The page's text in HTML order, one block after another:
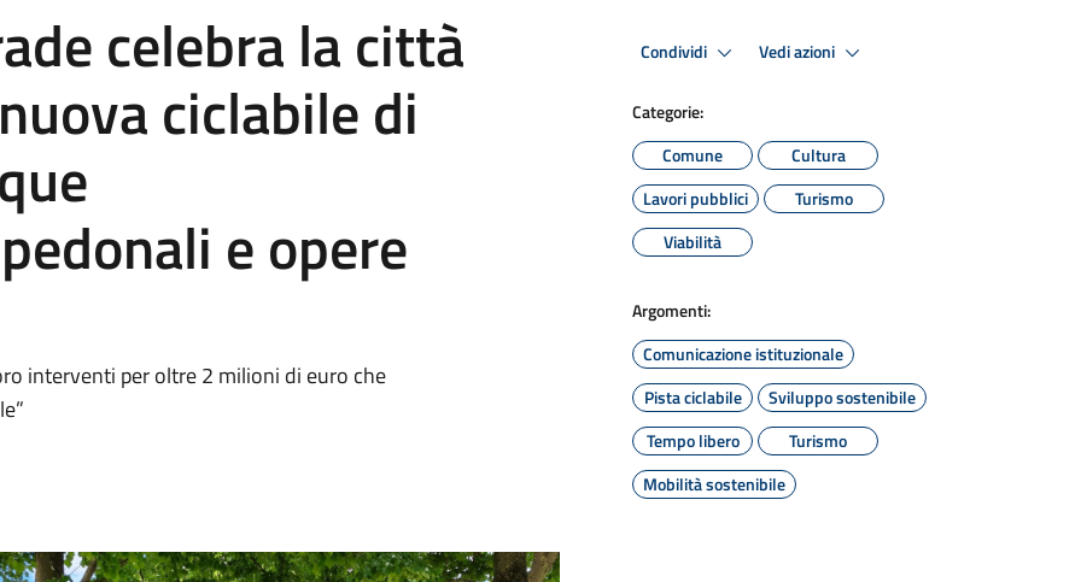
celebra la città
ciclabile di
e opere
interventi per oltre 2 milioni di euro che
Condividi Vedi azioni
Categorie:
Comune
Cultura
Lavori pubblici
Turismo
Viabilità
Argomenti:
Comunicazione istituzionale
Pista ciclabile
Sviluppo sostenibile
Tempo libero
Turismo
Mobilità sostenibile